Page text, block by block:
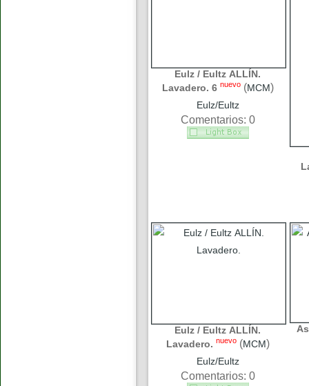
Eulz / Eultz ALLÍN.
Lavadero. 6 nuevo (MCM)
Eulz/Eultz
Comentarios: 0
Eulz / Eultz ALLÍN.
Lavadero. nuevo (MCM)
Eulz/Eultz
Comentarios: 0